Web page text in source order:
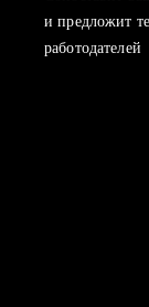
и предложит
работодателей